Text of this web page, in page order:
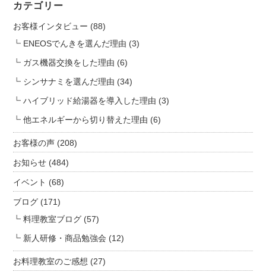
カテゴリー
お客様インタビュー (88)
ENEOSでんきを選んだ理由 (3)
ガス機器交換をした理由 (6)
シンサナミを選んだ理由 (34)
ハイブリッド給湯器を導入した理由 (3)
他エネルギーから切り替えた理由 (6)
お客様の声 (208)
お知らせ (484)
イベント (68)
ブログ (171)
料理教室ブログ (57)
新人研修・商品勉強会 (12)
お料理教室のご感想 (27)